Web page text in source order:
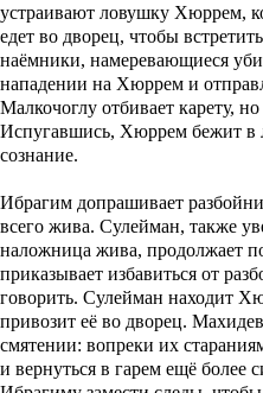
устраивают ловушку Хюррем,
едет во дворец, чтобы
наёмники, намеревающиеся
нападении на Хюррем и
Малкочоглу отбивает карету,
Испугавшись, Хюррем бежит в
сознание.
Ибрагим допрашивает
всего жива. Сулейман, также
наложница жива, продолжает
приказывает избавиться от
говорить. Сулейман находит
привозит её во дворец.
смятении: вопреки их
и вернуться в гарем ещё более